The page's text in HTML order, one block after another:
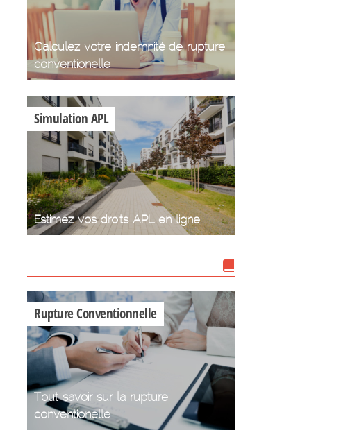
Calculez votre indemnité de rupture
conventionelle
Simulation APL
Estimez vos droits APL en ligne
Rupture Conventionnelle
Tout savoir sur la rupture
conventionelle